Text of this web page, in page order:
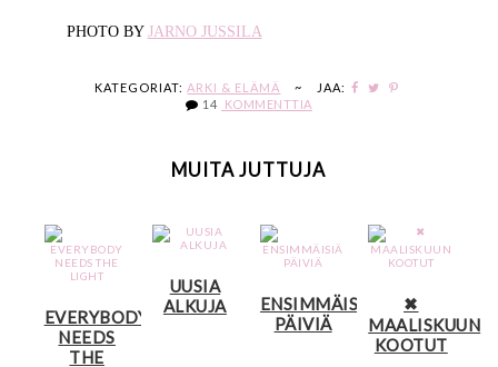
PHOTO BY JARNO JUSSILA
KATEGORIAT: ARKI & ELÄMÄ ~
JAA:
14
KOMMENTTIA
MUITA JUTTUJA
EVERYBODY
NEEDS
THE
UUSIA
ALKUJA
ENSIMMÄISIÄ
PÄIVIÄ
✖
MAALISKUUN
KOOTUT